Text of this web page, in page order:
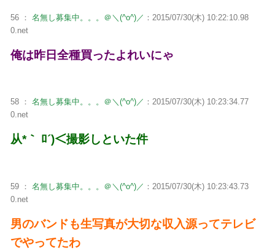
56 ： 名無し募集中。。。＠＼(^o^)／ ：2015/07/30(木) 10:22:10.98
0.net
俺は昨日全種買ったよれいにゃ
58 ： 名無し募集中。。。＠＼(^o^)／ ：2015/07/30(木) 10:23:34.77
0.net
从*｀ ﾛ´)＜撮影しといた件
59 ： 名無し募集中。。。＠＼(^o^)／ ：2015/07/30(木) 10:23:43.73
0.net
男のバンドも生写真が大切な収入源ってテレビ
でやってたわ